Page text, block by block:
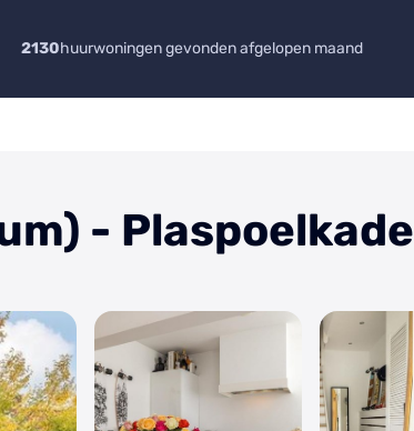
2130huurwoningen gevonden afgelopen maand
- Plaspoelkade